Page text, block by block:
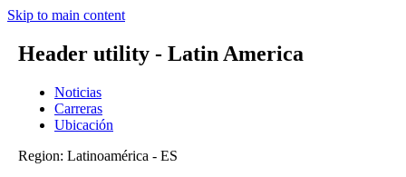
Skip to main content
Header utility - Latin America
Noticias
Carreras
Ubicación
Region: Latinoamérica - ES